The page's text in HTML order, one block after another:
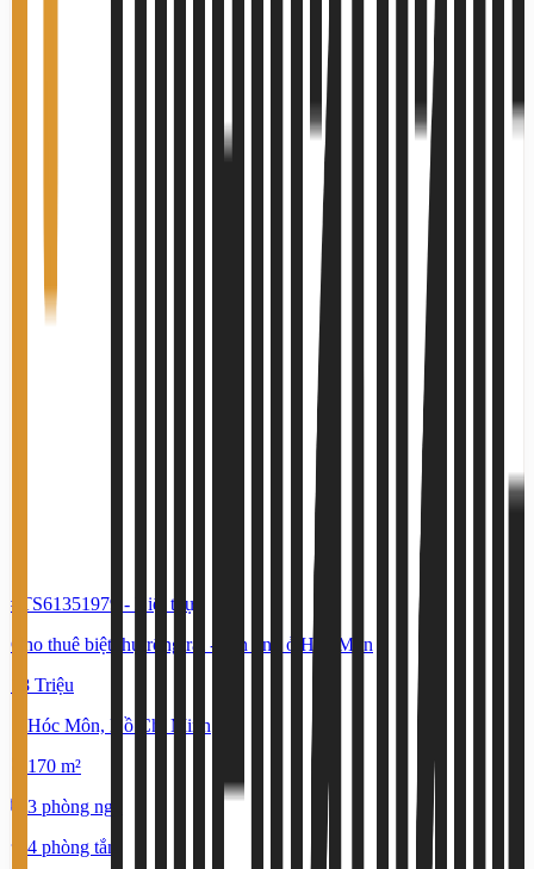
#TS61351979 -
Biệt thự
Cho thuê biệt thự rộng rãi - yên tĩnh ở Hóc Môn
18 Triệu
Hóc Môn, Hồ Chí Minh
170 m²
3 phòng ngủ
4 phòng tắm